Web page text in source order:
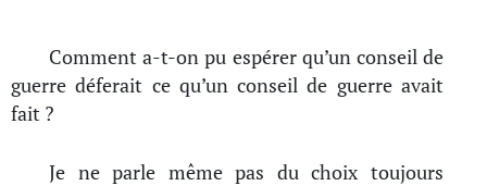
Comment a-t-on pu espérer qu’un conseil de
guerre déferait ce qu’un conseil de guerre avait
fait ?
Je ne parle même pas du choix toujours